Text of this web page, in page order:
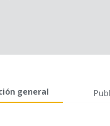
general